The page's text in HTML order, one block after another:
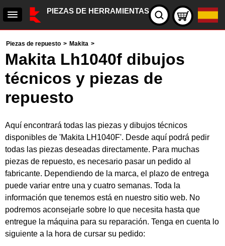
PIEZAS DE HERRAMIENTAS
Piezas de repuesto > Makita >
Makita Lh1040f dibujos
técnicos y piezas de
repuesto
Aquí encontrará todas las piezas y dibujos técnicos
disponibles de 'Makita LH1040F'. Desde aquí podrá pedir
todas las piezas deseadas directamente. Para muchas
piezas de repuesto, es necesario pasar un pedido al
fabricante. Dependiendo de la marca, el plazo de entrega
puede variar entre una y cuatro semanas. Toda la
información que tenemos está en nuestro sitio web. No
podremos aconsejarle sobre lo que necesita hasta que
entregue la máquina para su reparación. Tenga en cuenta lo
siguiente a la hora de cursar su pedido: